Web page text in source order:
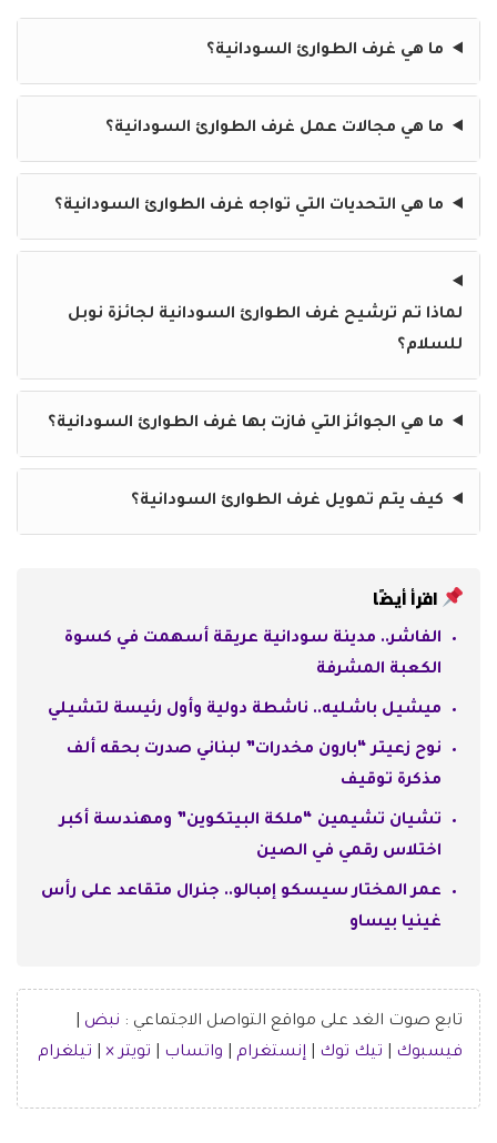
ما هي غرف الطوارئ السودانية؟
ما هي مجالات عمل غرف الطوارئ السودانية؟
ما هي التحديات التي تواجه غرف الطوارئ السودانية؟
لماذا تم ترشيح غرف الطوارئ السودانية لجائزة نوبل
للسلام؟
ما هي الجوائز التي فازت بها غرف الطوارئ السودانية؟
كيف يتم تمويل غرف الطوارئ السودانية؟
اقرأ أيضًا
الفاشر.. مدينة سودانية عريقة أسهمت في كسوة
الكعبة المشرفة
ميشيل باشليه.. ناشطة دولية وأول رئيسة لتشيلي
نوح زعيتر “بارون مخدرات” لبناني صدرت بحقه ألف
مذكرة توقيف
تشيان تشيمين “ملكة البيتكوين” ومهندسة أكبر
اختلاس رقمي في الصين
عمر المختار سيسكو إمبالو.. جنرال متقاعد على رأس
غينيا بيساو
تابع صوت الغد على مواقع التواصل الاجتماعي : نبض
فيسبوك
تيك توك إنستغرام واتساب تويتر × تيلغرام